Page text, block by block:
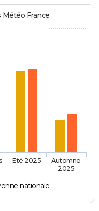
Météo France
nationale
Eté 2025
Automne
2025